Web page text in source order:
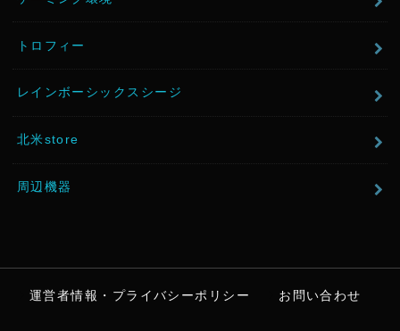
トロフィー
レインボーシックスシージ
北米store
周辺機器
運営者情報・プライバシーポリシー お問い合わせ